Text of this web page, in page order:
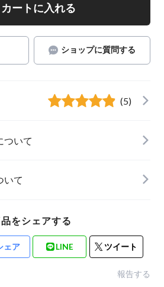
カートに入れる
ショップに質問する
(5)
ついて
いて
をシェアする
ェア LINE ツイート
報告する